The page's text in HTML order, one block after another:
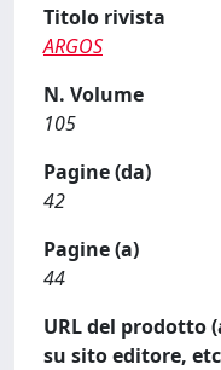
Titolo rivista
ARGOS
N. Volume
105
Pagine (da)
42
Pagine (a)
44
URL del prodotto
su sito editore,